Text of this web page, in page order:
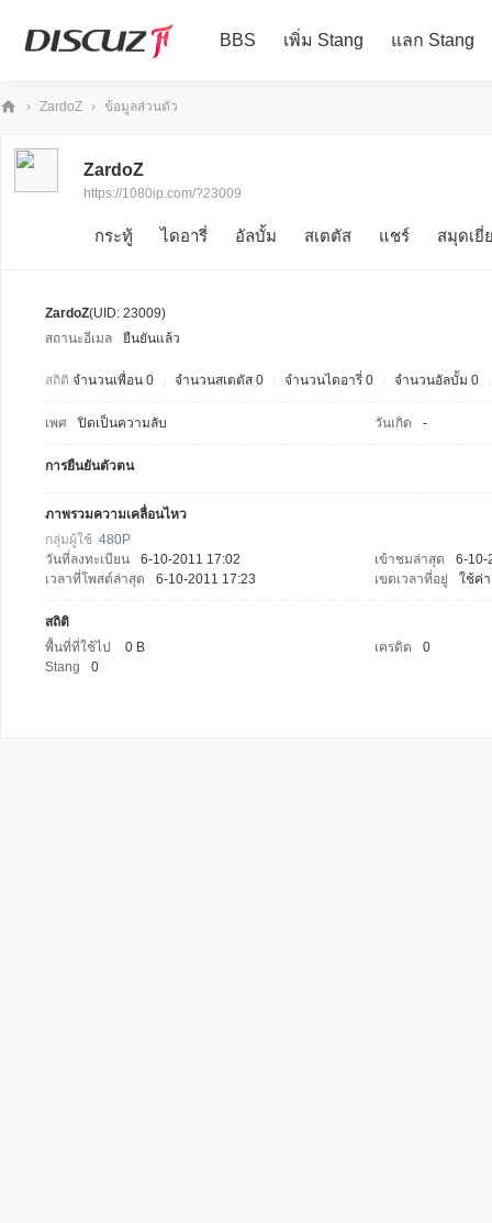
BBS เพิ่ม Stang แลก Stang
80
› ZardoZ › ข้อมูลส่วนตัว
ZardoZ
https://1080ip.com/?23009
กระทู้ ไดอารี่ อัลบั้ม สเตตัส แชร์ สมุดเยี่
ZardoZ(UID: 23009)
สถานะอีเมล
ยืนยันแล้ว
สถิติ จำนวนเพื่อน 0 จำนวนสเตตัส 0 จำนวนไดอารี่ 0 จำนวนอัลบั้ม 0
เพศ ปิดเป็นความลับ วันเกิด -
การยืนยันตัวตน
ภาพรวมความเคลื่อนไหว
กลุ่มผู้ใช้ 480P
วันที่ลงทะเบียน
6-10-2011 17:02 เข้าชมล่าสุด
6-10-
เวลาที่โพสต์ล่าสุด
6-10-2011 17:23 เขตเวลาที่อยู่ ใช้ค่
สถิติ
พื้นที่ที่ใช้ไป
0 B เครดิต
0
Stang
0